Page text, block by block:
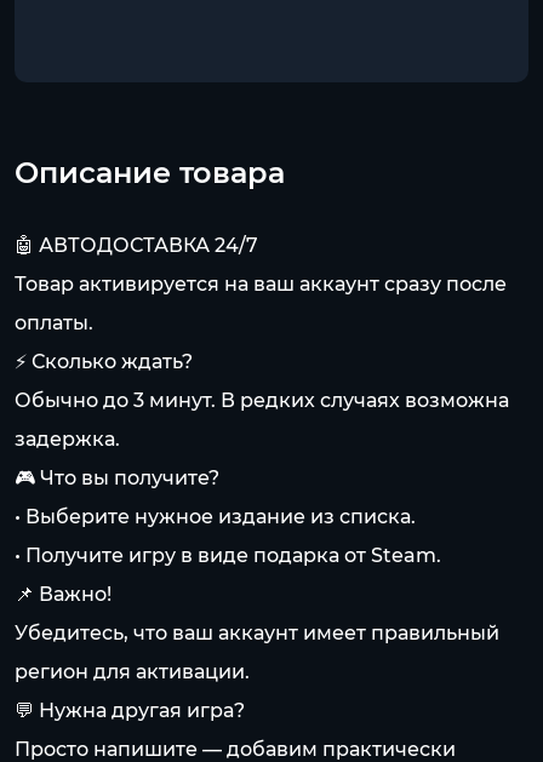
Описание товара
🤖 АВТОДОСТАВКА 24/7
Товар активируется на ваш аккаунт сразу после
оплаты.
⚡ Сколько ждать?
Обычно до 3 минут. В редких случаях возможна
задержка.
🎮 Что вы получите?
• Выберите нужное издание из списка.
• Получите игру в виде подарка от Steam.
📌 Важно!
Убедитесь, что ваш аккаунт имеет правильный
регион для активации.
💬 Нужна другая игра?
Просто напишите — добавим практически